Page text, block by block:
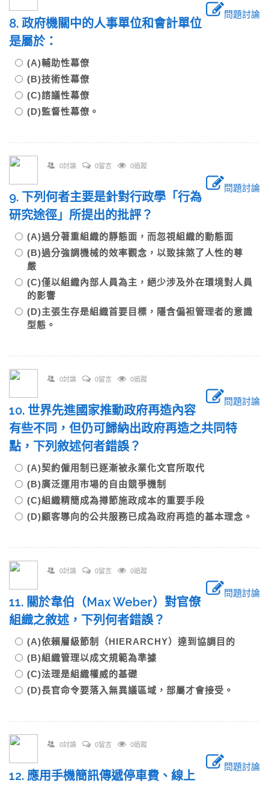
問題討論
8. 政府機關中的人事單位和會計單位
是屬於：
(A)輔助性幕僚
(B)技術性幕僚
(C)諮議性幕僚
(D)監督性幕僚。
0討論 0留言 0追蹤
問題討論
9. 下列何者主要是針對行政學「行為
研究途徑」所提出的批評？
(A)過分著重組織的靜態面，而忽視組織的動態面
(B)過分強調機械的效率觀念，以致抹煞了人性的尊
嚴
(C)僅以組織內部人員為主，絕少涉及外在環境對人員
的影響
(D)主張生存是組織首要目標，隱含偏袒管理者的意識
型態。
0討論 0留言 0追蹤
問題討論
10. 世界先進國家推動政府再造內容
有些不同，但仍可歸納出政府再造之共同特
點，下列敘述何者錯誤？
(A)契約僱用制已逐漸被永業化文官所取代
(B)廣泛運用市場的自由競爭機制
(C)組織精簡成為撙節施政成本的重要手段
(D)顧客導向的公共服務已成為政府再造的基本理念。
0討論 0留言 0追蹤
問題討論
11. 關於韋伯（Max Weber）對官僚
組織之敘述，下列何者錯誤？
(A)依賴層級節制（HIERARCHY）達到協調目的
(B)組織管理以成文規範為準據
(C)法理是組織權威的基礎
(D)長官命令要落入無異議區域，部屬才會接受。
0討論 0留言 0追蹤
問題討論
12. 應用手機簡訊傳遞停車費、線上